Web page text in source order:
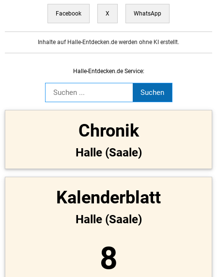
Facebook X WhatsApp
Inhalte auf Halle-Entdecken.de werden ohne KI erstellt.
Halle-Entdecken.de Service:
Chronik
Halle (Saale)
Kalenderblatt
Halle (Saale)
8